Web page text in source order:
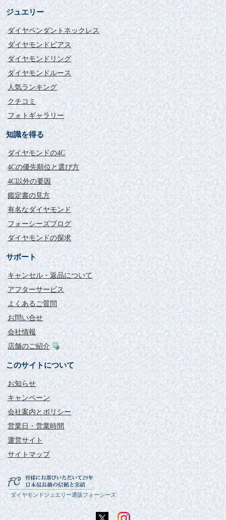
ジュエリー
ダイヤペンダントネックレス
ダイヤモンドピアス
ダイヤモンドリング
ダイヤモンドルース
人気ランキング
クチコミ
フォトギャラリー
知識を得る
ダイヤモンドの4C
4Cの優先順位と選び方
4C以外の要因
鑑定書の見方
有名なダイヤモンド
フォーシーズブログ
ダイヤモンドの探求
サポート
キャンセル・返品について
アフターサービス
よくあるご質問
お問い合せ
会社情報
店舗のご紹介
このサイトについて
お知らせ
キャンペーン
会社案内とポリシー
営業日・営業時間
運営サイト
サイトマップ
ダイヤモンドジュエリー通販フォーシーズ